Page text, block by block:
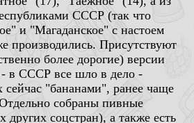
СССР (так что
и "Магаданское" с настоем
производились. Присутствуют
более дорогие) версии
- в СССР все шло в дело -
"бананами", ранее чаще
собраны пивные
соцстран), а также есть